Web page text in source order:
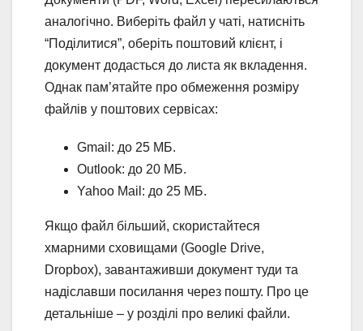
аналогічно. Виберіть файл у чаті, натисніть
“Поділитися”, оберіть поштовий клієнт, і
документ додасться до листа як вкладення.
Однак пам’ятайте про обмеження розміру
файлів у поштових сервісах:
Gmail: до 25 МБ.
Outlook: до 20 МБ.
Yahoo Mail: до 25 МБ.
Якщо файл більший, скористайтеся
хмарними сховищами (Google Drive,
Dropbox), завантаживши документ туди та
надіславши посилання через пошту. Про це
детальніше – у розділі про великі файли.